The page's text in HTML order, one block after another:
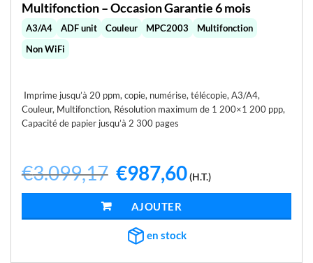
Multifonction – Occasion Garantie 6 mois
A3/A4 ADF unit Couleur MPC2003
Multifonction
Non WiFi
Imprime jusqu’à 20 ppm, copie, numérise, télécopie, A3/A4,
Couleur, Multifonction, Résolution maximum de 1 200×1 200 ppp,
Capacité de papier jusqu’à 2 300 pages
€3.099,17 Le
prix
initial
était :
€3.099,17.
€987,60Le
prix
actuel
€987,60.
(H.T.)
AJOUTER AU PANIER
en stock